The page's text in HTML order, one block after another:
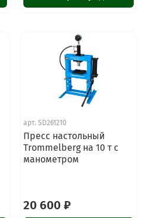
арт. SD261210
Пресс настольный
Trommelberg на 10 т с
манометром
20 600 ₽